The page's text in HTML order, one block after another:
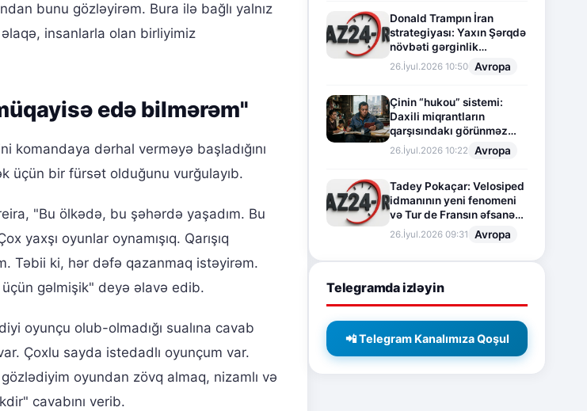
bunu gözləyirəm. Bura ilə bağlı yalnız
insanlarla olan birliyimiz
edə bilmərəm"
komandaya dərhal verməyə başladığını
üçün bir fürsət olduğunu vurğulayıb.
"Bu ölkədə, bu şəhərdə yaşadım. Bu
oyunlar oynamışıq. Qarışıq
Təbii ki, hər dəfə qazanmaq istəyirəm.
üçün gəlmişik" deyə əlavə edib.
oyunçu olub-olmadığı sualına cavab
Çoxlu sayda istedadlı oyunçum var.
oyundan zövq almaq, nizamlı və
cavabını verib.
Donald Trampın İran
strategiyası: Yaxın Şərqdə
növbəti gərginlik
mərhələsi
26.İyul.2026 10:50 Avropa
Çinin “hukou” sistemi:
Daxili miqrantların
qarşısındakı görünməz
sədd
26.İyul.2026 10:22 Avropa
Tadey Pokaçar: Velosiped
idmanının yeni fenomeni
və Tur de Fransın əfsanəvi
səhifəsi
26.İyul.2026 09:31 Avropa
Telegramda izləyin
📲 Telegram Kanalımıza Qoşul